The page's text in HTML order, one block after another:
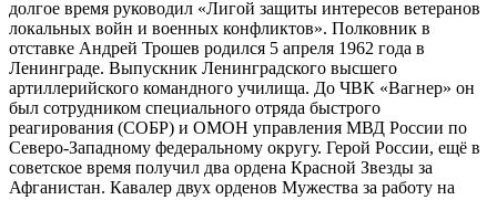
долгое время руководил «Лигой защиты интересов ветеранов
локальных войн и военных конфликтов». Полковник в
отставке Андрей Трошев родился 5 апреля 1962 года в
Ленинграде. Выпускник Ленинградского высшего
артиллерийского командного училища. До ЧВК «Вагнер» он
был сотрудником специального отряда быстрого
реагирования (СОБР) и ОМОН управления МВД России по
Северо-Западному федеральному округу. Герой России, ещё в
советское время получил два ордена Красной Звезды за
Афганистан. Кавалер двух орденов Мужества за работу на